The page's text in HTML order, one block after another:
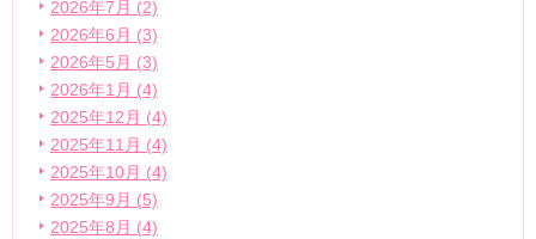
2026年7月 (2)
2026年6月 (3)
2026年5月 (3)
2026年1月 (4)
2025年12月 (4)
2025年11月 (4)
2025年10月 (4)
2025年9月 (5)
2025年8月 (4)